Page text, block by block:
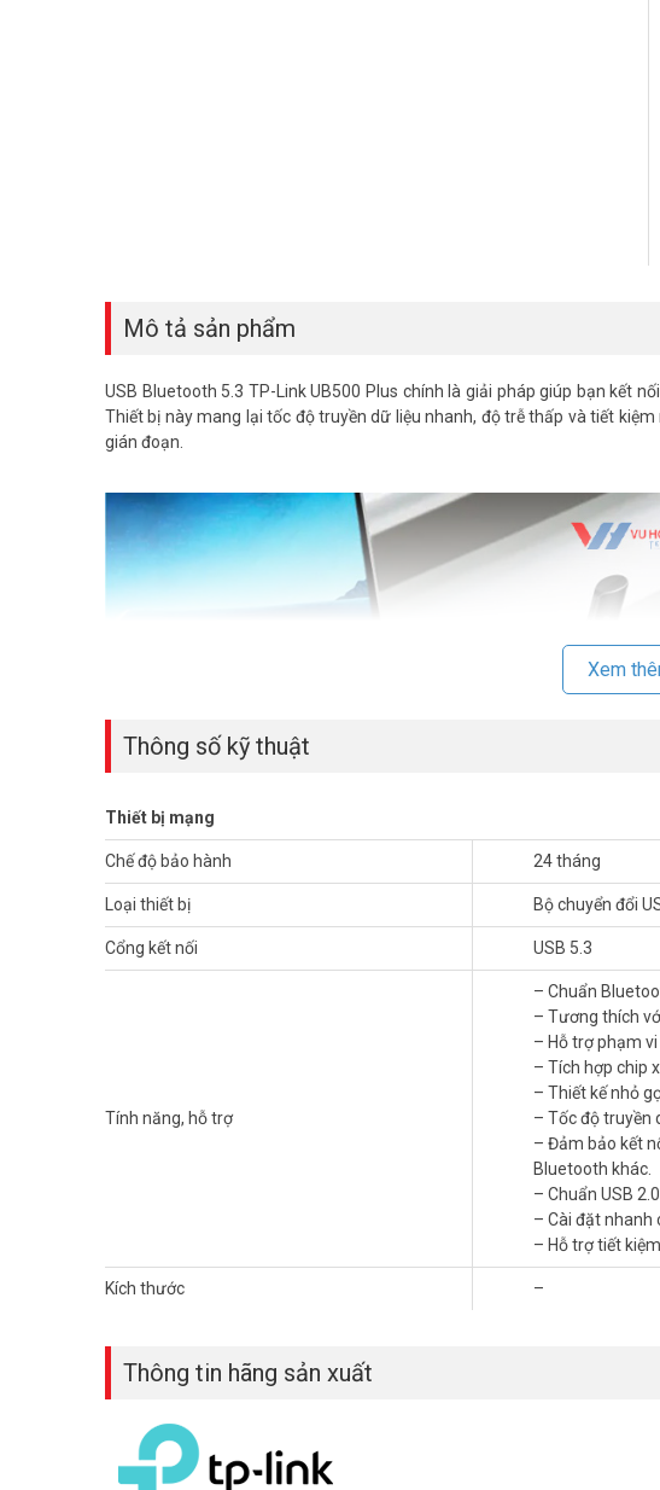
Mô tả sản phẩm
USB Bluetooth 5.3 TP-Link UB500 Plus chính là giải pháp giúp bạn kết
Thiết bị này mang lại tốc độ truyền dữ liệu nhanh, độ trễ thấp và tiết
gián đoạn.
Vì sao bạn nên chọn USB Bluetooth 5.3 TP-
Bluetooth nhỏ như đầu ngón tay, dễ mang theo, cắm là
học sinh hay máy văn phòng, chỉ cần cắm vào là có thể kết nối Bluetooth
Xem
Thông số kỹ thuật
Thiết bị mạng
Chế độ bảo hành 24 tháng
Loại thiết bị Bộ chuyển đổi
Cổng kết nối USB 5.3
Tính năng, hỗ trợ
– Chuẩn
– Tương thích
– Hỗ trợ phạm
– Tích hợp chip
– Thiết kế nhỏ
– Tốc độ truyền
– Đảm bảo kết
Bluetooth khác.
– Chuẩn USB
– Cài đặt nhanh
– Hỗ trợ tiết
Kích thước –
Thông tin hãng sản xuất